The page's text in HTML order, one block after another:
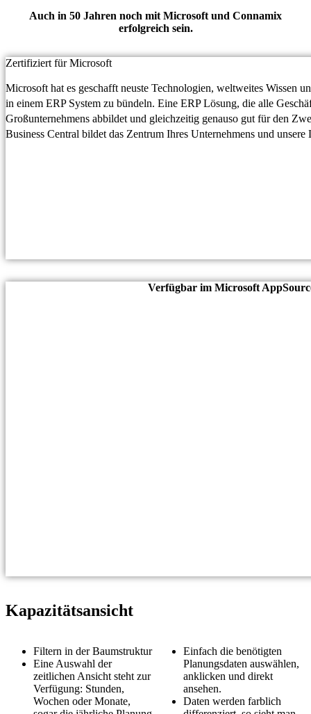
Auch in 50 Jahren noch mit Microsoft und Connamix
erfolgreich sein.
Zertifiziert für Microsoft
Microsoft hat es geschafft neuste Technologien, weltweites Wissen
in einem ERP System zu bündeln. Eine ERP Lösung, die alle
Großunternehmens abbildet und gleichzeitig genauso gut für den
Business Central bildet das Zentrum Ihres Unternehmens und
Verfügbar im Microsoft
Kapazitätsansicht
Filtern in der Baumstruktur
Eine Auswahl der
zeitlichen Ansicht steht zur
Verfügung: Stunden,
Wochen oder Monate,
Einfach die benötigten
Planungsdaten auswählen,
anklicken und direkt
ansehen.
Daten werden farblich